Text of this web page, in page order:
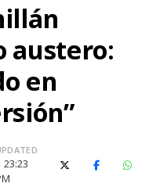
austero:
en
23:23
X (Twitter)Facebook